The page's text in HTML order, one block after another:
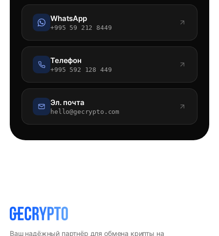
WhatsApp
+995 59 212 8449
Телефон
+995 592 128 449
Эл. почта
hello@gecrypto.com
Ваш надёжный партнёр для обмена крипты на